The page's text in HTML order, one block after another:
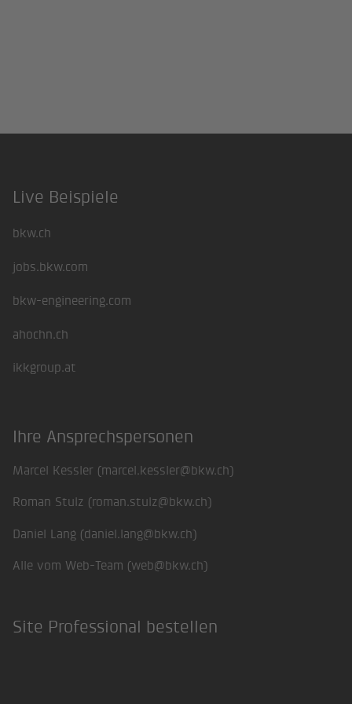
Footer
Live Beispiele
bkw.ch
jobs.bkw.com
bkw-engineering.com
ahochn.ch
ikkgroup.at
Ihre Ansprechspersonen
Marcel Kessler (marcel.kessler@bkw.ch)
Roman Stulz (roman.stulz@bkw.ch)
Daniel Lang (daniel.lang@bkw.ch)
Alle vom Web-Team (web@bkw.ch)
Site Professional bestellen